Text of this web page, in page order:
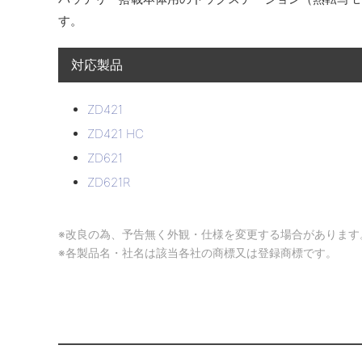
す。
対応製品
ZD421
ZD421 HC
ZD621
ZD621R
※改良の為、予告無く外観・仕様を変更する場合があります
※各製品名・社名は該当各社の商標又は登録商標です。